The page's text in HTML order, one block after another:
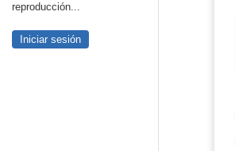
reproducción...
Iniciar sesión